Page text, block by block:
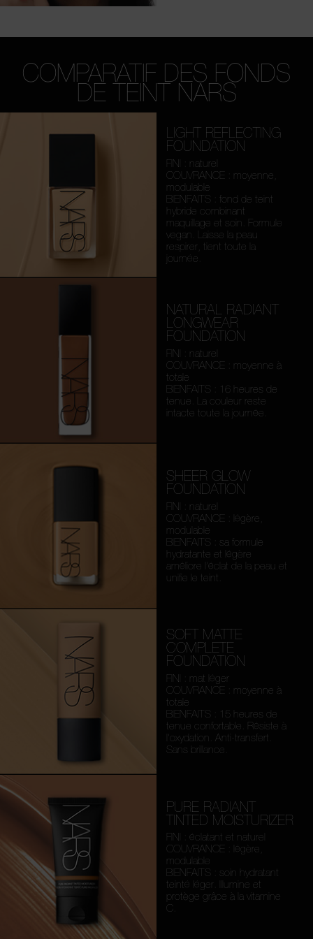
COMPARATIF DES FONDS
DE TEINT NARS
LIGHT REFLECTING
FOUNDATION
FINI : naturel
COUVRANCE : moyenne,
modulable
BIENFAITS : fond de teint
hybride combinant
maquillage et soin. Formule
vegan. Laisse la peau
respirer, tient toute la
journée.
NATURAL RADIANT
LONGWEAR
FOUNDATION
FINI : naturel
COUVRANCE : moyenne à
totale
BIENFAITS : 16 heures de
tenue. La couleur reste
intacte toute la journée.
SHEER GLOW
FOUNDATION
FINI : naturel
COUVRANCE : légère,
modulable
BIENFAITS : sa formule
hydratante et légère
améliore l’éclat de la peau et
unifie le teint.
SOFT MATTE
COMPLETE
FOUNDATION
FINI : mat léger
COUVRANCE : moyenne à
totale
BIENFAITS : 15 heures de
tenue confortable. Résiste à
l’oxydation. Anti-transfert.
Sans brillance.
PURE RADIANT
TINTED MOISTURIZER
FINI : éclatant et naturel
COUVRANCE : légère,
modulable
BIENFAITS : soin hydratant
teinté léger. Illumine et
protège grâce à la vitamine
C.